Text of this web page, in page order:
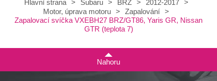
Hlavní strana
> Subaru > BRZ > 2012-2017
>
Motor, úprava motoru > Zapalování >
Zapalovací svíčka VXEBH27 BRZ/GT86, Yaris GR, Nissan
GTR (teplota 7)
Nahoru